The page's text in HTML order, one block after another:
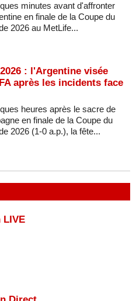
minutes avant d'affronter
en finale de la Coupe du
2026 au MetLife...
: l'Argentine visée
après les incidents face
heures après le sacre de
en finale de la Coupe du
2026 (1-0 a.p.), la fête...
LIVE